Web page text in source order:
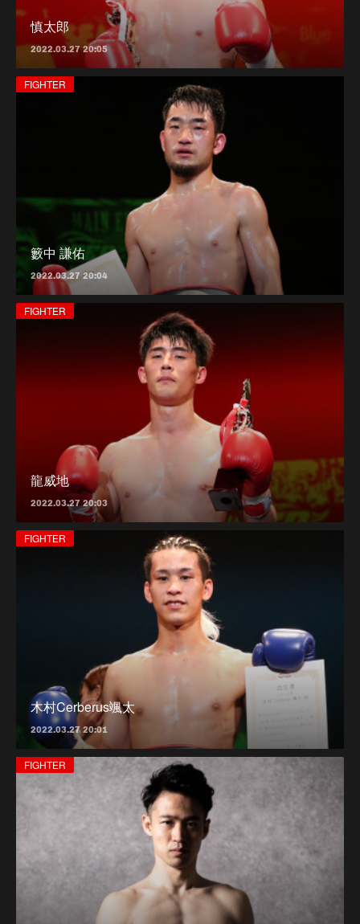
慎太郎
2022.03.27 20:05
FIGHTER
籔中 謙佑
2022.03.27 20:04
FIGHTER
龍威地
2022.03.27 20:03
FIGHTER
木村Cerberus颯太
2022.03.27 20:01
FIGHTER